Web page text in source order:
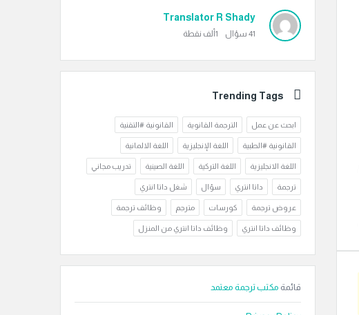
Translator R Shady
41 سؤال 1ألف نقطة
Trending Tags
ابحث عن عمل الترجمة القانوية القانونية #التقنية
القانونية #الطبية اللغة الإنجليزية اللغة الالمانية
اللغة الانجليزية اللغة التركية اللغة الصينية تدريب مجاني
ترجمة داتا انتري سؤال شغل داتا انتري
عروض ترجمة كورسات مترجم وظائف ترجمة
وظائف داتا انتري وظائف داتا انتري من المنزل
قائمة مكتب ترجمة معتمد